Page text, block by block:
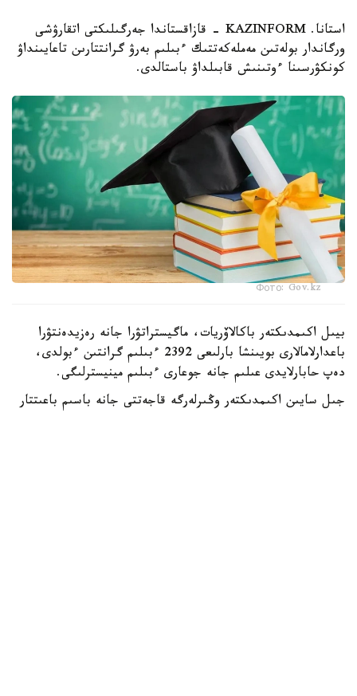
استانا. KAZINFORM - قازاقستاندا جەرگىلىكتى اتقارۋشى
ورگاندار بولەتىن مەملەكەتتىك ءبىلىم بەرۋ گرانتتارىن تاعايىنداۋ
كونكۋرسىنا ءوتىنىش قابىلداۋ باستالدى.
Фото: Gov.kz
بيىل اكىمدىكتەر باكالاۆريات، ماگيستراتۋرا جانە رەزيدەنتۋرا
باعدارلامالارى بويىنشا بارلىعى 2392 ءبىلىم گرانتىن ءبولدى،
دەپ حابارلايدى عىلىم جانە جوعارى ءبىلىم مينيسترلىگى.
جىل سايىن اكىمدىكتەر وڭىرلەرگە قاجەتتى جانە باسىم باعىتتار